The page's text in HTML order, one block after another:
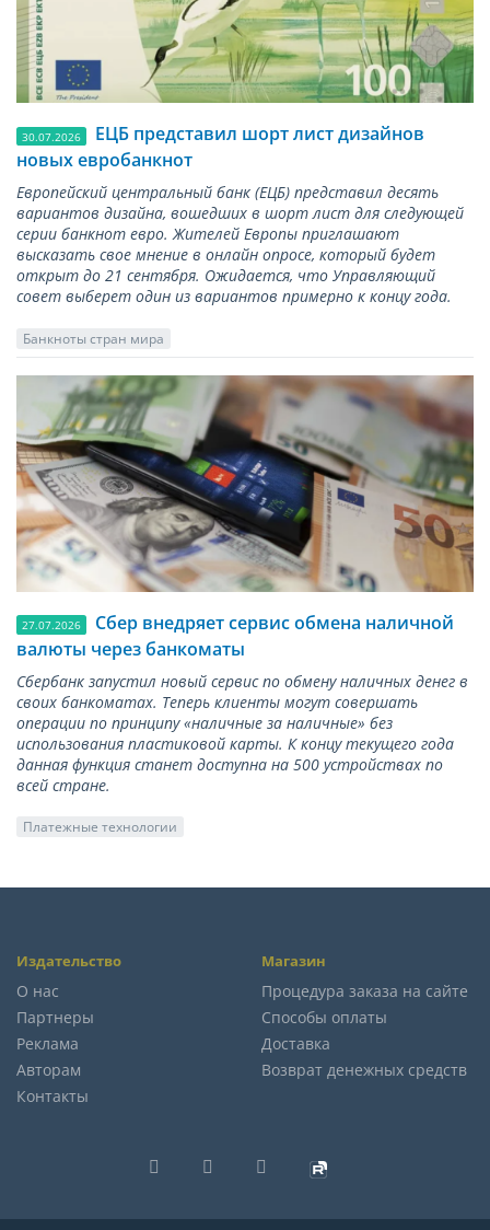
30.07.2026
ЕЦБ представил шорт лист дизайнов
новых евробанкнот
Европейский центральный банк (ЕЦБ) представил десять
вариантов дизайна, вошедших в шорт лист для следующей
серии банкнот евро. Жителей Европы приглашают
высказать свое мнение в онлайн опросе, который будет
открыт до 21 сентября. Ожидается, что Управляющий
совет выберет один из вариантов примерно к концу года.
Банкноты стран мира
27.07.2026
Сбер внедряет сервис обмена наличной
валюты через банкоматы
Сбербанк запустил новый сервис по обмену наличных денег в
своих банкоматах. Теперь клиенты могут совершать
операции по принципу «наличные за наличные» без
использования пластиковой карты. К концу текущего года
данная функция станет доступна на 500 устройствах по
всей стране.
Платежные технологии
Издательство
О нас
Партнеры
Реклама
Авторам
Контакты
Магазин
Процедура заказа на сайте
Способы оплаты
Доставка
Возврат денежных средств